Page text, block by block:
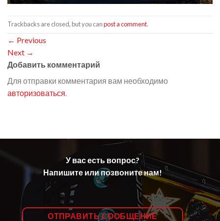
Trackbacks are closed, but you canpost a comment.
← Previous
Next →
Добавить комментарий
Для отправки комментария вам необходимо
авторизоваться.
У вас есть вопрос?
Напишите или позвоните нам!
ОТПРАВИТЬ СООБЩЕНИЕ